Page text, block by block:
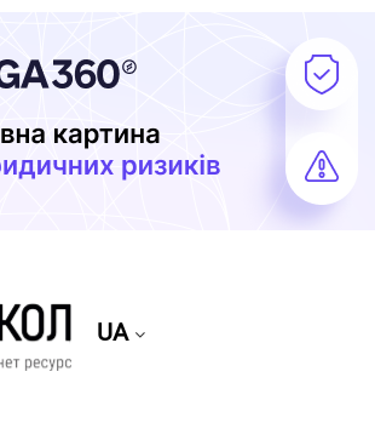
UA